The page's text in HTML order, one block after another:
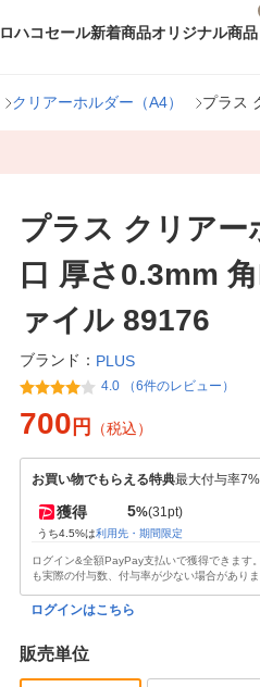
ロハコセール新着商品オリジナル商品
クリアーホルダー（A4） プラス
プラス クリア
口 厚さ0.3mm
ァイル 89176
ブランド： PLUS
4.0 （6件のレビュー）
700 円 （税込）
お買い物でもらえる特典最大付与率7%
獲得 5%(31pt)
うち4.5%は利用先・期間限定
ログイン&全額PayPay支払いで獲得できます
も実際の付与数、付与率が少ない場合があり
ログインはこちら
販売単位